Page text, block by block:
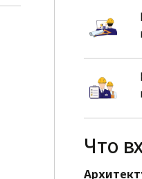
Что